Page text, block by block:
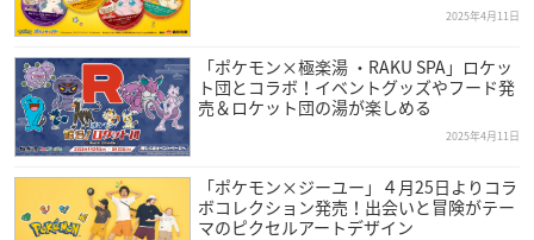
2025年4月11日
「ポケモン×極楽湯 ・RAKU SPA」ロケッ
ト団とコラボ！イベントグッズやフード発
売＆ロケット団の湯が楽しめる
2025年4月11日
「ポケモン×ジーユー」４月25日よりコラ
ボコレクション発売！出会いと冒険がテー
マのピクセルアートデザイン